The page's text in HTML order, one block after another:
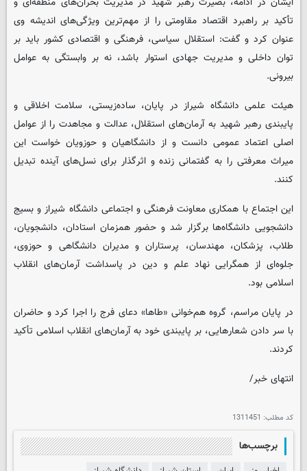
تأکید بر راهبرد اقتصاد مقاومتی را از مهم‌ترین ویژگی‌های اندیشه وی
عنوان کرد و گفت: استقلال سیاسی، فرهنگی و اقتصادی کشور باید بر
توان داخلی و مدیریت جهادی استوار باشد، نه بر وابستگی به عوامل
بیرونی.
هیئت علمی دانشگاه شیراز در پایان، ساده‌زیستی، سلامت اخلاقی و
پایبندی رهبر شهید به آرمان‌های استقلال، عدالت و مجاهدت را از عوامل
اصلی اعتماد عمومی دانست و از دانشگاهیان و حوزویان خواست این
میراث معرفتی را به گفتمانی زنده و اثرگذار برای نسل‌های آینده تبدیل
کنند.
این اجتماع با همکاری معاونت فرهنگی و اجتماعی دانشگاه شیراز و بسیج
دانشجویی دانشگاه‌ها برگزار شد و حضور همزمان استادان، دانشجویان،
طلاب، پزشکان، مهندسان، پرستاران و مدیران دانشگاهی و حوزوی،
جلوه‌ای از همگرایی نهاد علم و دین در پاسداشت آرمان‌های انقلاب
اسلامی بود.
در پایان مراسم، گروه هم‌خوانی «طاها» دعای فرج را اجرا کرد و حاضران
با سر دادن شعارهایی، بر پایبندی خود به آرمان‌های انقلاب اسلامی تأکید
کردند.
انتهای خبر/
کد مطلب: 1311451
برچسب‌ها